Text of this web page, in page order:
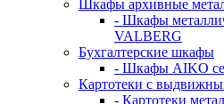
Шкафы архивные
- Шкафы
VALBERG
Бухгалтерские шкафы
- Шкафы AIKO
Картотеки с
- Картотеки